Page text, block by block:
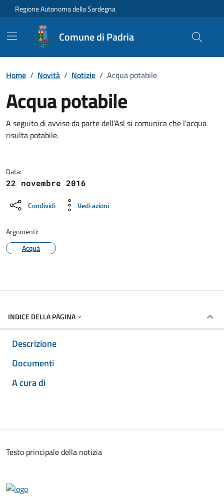
Vai ai contenuti
Vai al Footer
Regione Autonoma della Sardegna
Comune di Padria
Home / Novità / Notizie / Acqua potabile
Acqua potabile
Dettagli della notizia
A seguito di avviso da parte dell'Asl si comunica che l'acqua
risulta potabile.
Data:
22 novembre 2016
Condividi Vedi azioni
Argomenti:
Acqua
INDICE DELLA PAGINA
Descrizione
Documenti
A cura di
Testo principale della notizia